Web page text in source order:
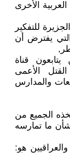
الأخرى
للتفكير
يفترض أن
قناة
الأعمى
والمدارس
الجميع من
ما تمارسه
هو: